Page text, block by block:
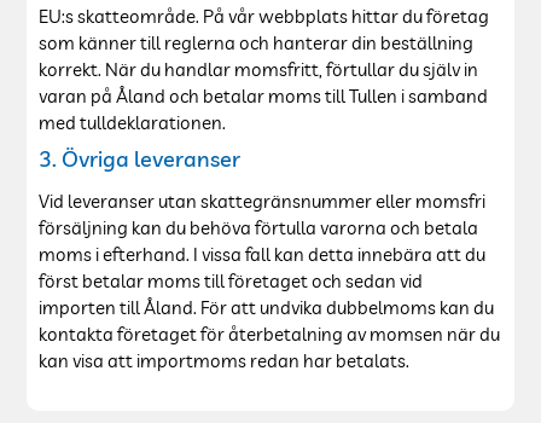
EU:s skatteområde. På vår webbplats hittar du företag
som känner till reglerna och hanterar din beställning
korrekt. När du handlar momsfritt, förtullar du själv in
varan på Åland och betalar moms till Tullen i samband
med tulldeklarationen.
3. Övriga leveranser
Vid leveranser utan skattegränsnummer eller momsfri
försäljning kan du behöva förtulla varorna och betala
moms i efterhand. I vissa fall kan detta innebära att du
först betalar moms till företaget och sedan vid
importen till Åland. För att undvika dubbelmoms kan du
kontakta företaget för återbetalning av momsen när du
kan visa att importmoms redan har betalats.